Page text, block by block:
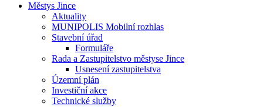
Městys Jince
Aktuality
MUNIPOLIS Mobilní rozhlas
Stavební úřad
Formuláře
Rada a Zastupitelstvo městyse Jince
Usnesení zastupitelstva
Územní plán
Investiční akce
Technické služby